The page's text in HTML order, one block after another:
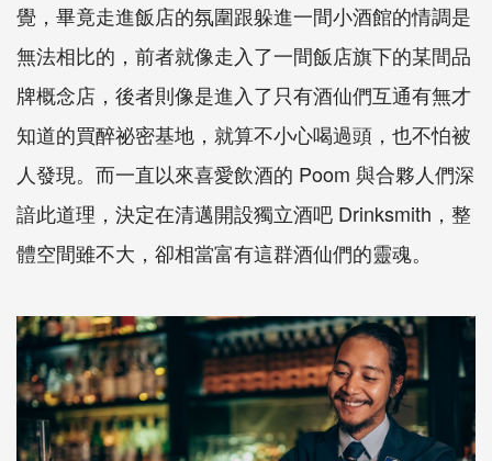
覺，畢竟走進飯店的氛圍跟躲進一間小酒館的情調是
無法相比的，前者就像走入了一間飯店旗下的某間品
牌概念店，後者則像是進入了只有酒仙們互通有無才
知道的買醉祕密基地，就算不小心喝過頭，也不怕被
人發現。而一直以來喜愛飲酒的 Poom 與合夥人們深
諳此道理，決定在清邁開設獨立酒吧 Drinksmith ，整
體空間雖不大，卻相當富有這群酒仙們的靈魂。